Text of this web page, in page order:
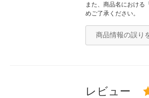
また、商品名における
めご了承ください。
商品情報の誤り
レビュー